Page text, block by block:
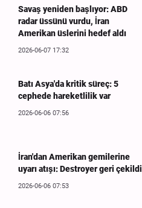
Savaş yeniden başlıyor: ABD
radar üssünü vurdu, İran
Amerikan üslerini hedef aldı
2026-06-07 17:32
Batı Asya'da kritik süreç: 5
cephede hareketlilik var
2026-06-06 07:56
İran'dan Amerikan gemilerine
uyarı atışı: Destroyer geri çekildi
2026-06-06 07:53